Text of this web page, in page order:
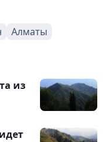
Алматы
из